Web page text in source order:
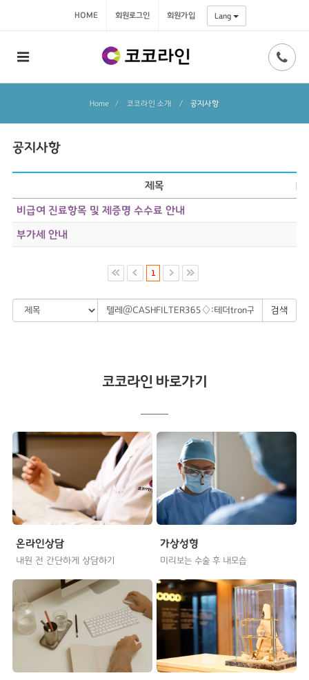
HOME 회원로그인 회원가입 Lang
Home 코코라인 소개 / 공지사항
공지사항
제목
비급여 진료항목 및 제증명 수수료 안내
부가세 안내
1
검색
코코라인 바로가기
온라인상담
내원 전 간단하게 상담하기
가상성형
미리보는 수술 후 내모습